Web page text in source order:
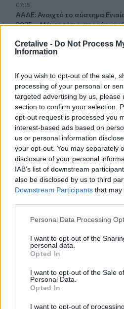
Cretalive - Do Not Process
Information
If you wish to opt-out of the sale,
processing of your personal or
targeted advertising by us, please
section to confirm your selection.
opt-out request is processed you
interest-based ads based on
us or personal information
your opt-out. You may separately
disclosure of your personal
IAB’s list of downstream
also be disclosed by us to third
Downstream Participants that may
Personal Data Processing
I want to opt-out of the
personal data.
Opted In
I want to opt-out of the Sale
Personal Data.
Opted In
I want to opt-out of
07:15
ΑΑΔΕ: Ανοιχτό το σύστημα
2025 – Μέχρι πότε μπορούν να
07:07
Τέσσερις ασκήσεις σε όρθια
Βίντεο
07:06
Εορτολόγιο: Ποιοι γιορτάζουν
07:00
Αντί για καφέ: Τρία ροφήματα
ενέργεια που διαρκεί
06:55
Πυρκαγιές: «Πολύ υψηλός» ο
Κρήτη - Δείτε χάρτη
Σητεία: Καλύτερη η εικόνα με
Βίντεο